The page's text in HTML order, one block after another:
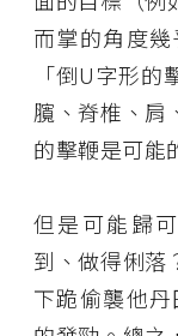
而掌的角度
「倒U字形
臗、脊椎、肩
的擊鞭是可能
但是可能歸
到、做得俐落
下跪偷襲他